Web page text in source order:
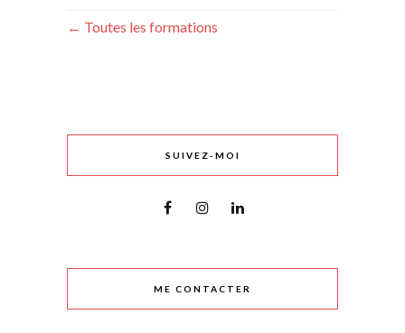
Toutes les formations
SUIVEZ-MOI
ME CONTACTER